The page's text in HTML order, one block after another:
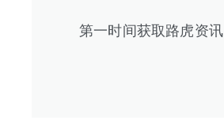
第一时间获取路虎资讯